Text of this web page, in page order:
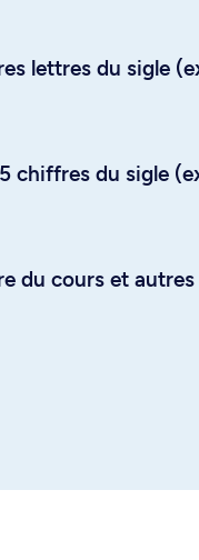
lettres du sigle
chiffres du sigle
du cours et